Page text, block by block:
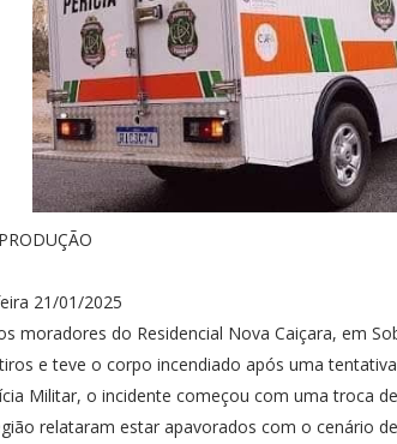
21/01/2025
moradores do Residencial Nova Caiçara, em
e teve o corpo incendiado após uma
Militar, o incidente começou com uma troca
relataram estar apavorados com o cenário